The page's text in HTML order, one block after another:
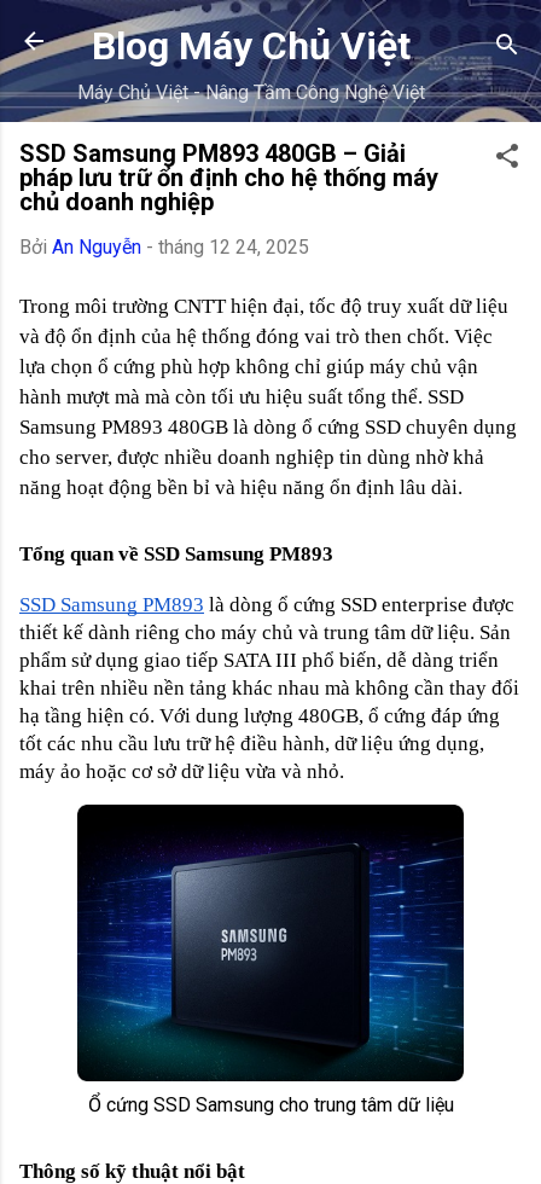
Chuyển
Blog Máy Chủ Việt
Máy Chủ Việt - Nâng Tầm Công Nghệ Việt
SSD Samsung PM893 480GB – Giải
pháp lưu trữ ổn định cho hệ thống máy
chủ doanh nghiệp
Bởi An Nguyễn - tháng 12 24, 2025
Trong môi trường CNTT hiện đại, tốc độ truy xuất dữ liệu
và độ ổn định của hệ thống đóng vai trò then chốt. Việc
lựa chọn ổ cứng phù hợp không chỉ giúp máy chủ vận
hành mượt mà mà còn tối ưu hiệu suất tổng thể. SSD
Samsung PM893 480GB là dòng ổ cứng SSD chuyên dụng
cho server, được nhiều doanh nghiệp tin dùng nhờ khả
năng hoạt động bền bỉ và hiệu năng ổn định lâu dài.
Tổng quan về SSD Samsung PM893
SSD Samsung PM893 là dòng ổ cứng SSD enterprise được
thiết kế dành riêng cho máy chủ và trung tâm dữ liệu. Sản
phẩm sử dụng giao tiếp SATA III phổ biến, dễ dàng triển
khai trên nhiều nền tảng khác nhau mà không cần thay đổi
hạ tầng hiện có. Với dung lượng 480GB, ổ cứng đáp ứng
tốt các nhu cầu lưu trữ hệ điều hành, dữ liệu ứng dụng,
máy ảo hoặc cơ sở dữ liệu vừa và nhỏ.
Ổ cứng SSD Samsung cho trung tâm dữ liệu
Thông số kỹ thuật nổi bật